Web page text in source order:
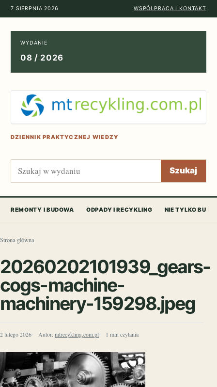
7 SIERPNIA 2026 WSPÓŁPRACA I KONTAKT
WYDANIE
08 / 2026
DZIENNIK PRAKTYCZNEJ WIEDZY
Szukaj Szukaj
REMONTY I BUDOWA ODPADY I RECYKLING NIE TYLKO
Strona główna
20260202101939_gears-
cogs-machine-
machinery-159298.jpeg
2 lutego 2026 Autor: mtrecykling.com.pl 1 min czytania